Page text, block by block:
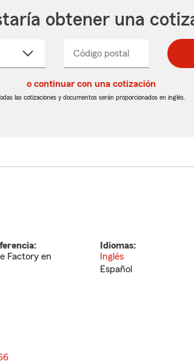
obtener una
Código postal
postal
de
postal
de
_____
o continuar con una cotización
las cotizaciones y documentos serán proporcionados en inglés.
Factory en
Idiomas:
Inglés
Español